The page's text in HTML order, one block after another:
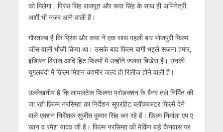
को मिलेगा। प्रिंस सिंह राजपूत और रूपा सिंह के साथ ही अभिनेत्री
अर्शी भी नजर आने वाली हैं।
गौरतलब है कि प्रिंस और रूपा ने एक साथ पहली बार भोजपुरी फिल्म
जींस वाली भौजी किया था। उसके बाद फिल्म बागी भइले सजना हमार,
इंडियन विराज आदि हिट फिल्मों में उन्होंने जलवा बिखेरा है। उनकी
युगलबंदी में फ़िल्म मिशन कश्मीर जल्द ही रिलीज होने वाली है।
उल्लेखनीय है कि लायलटेक फिल्म्स प्रोडक्शन के बैनर तले निर्मित की
जा रही फ़िल्म नरसिम्हा का निर्देशन सुपरहिट ब्लॉकबस्टर फिल्में देने
वाले एक्शन निर्देशक सुजीत कुमार सिंह कर रहे हैं। फ़िल्म निर्माता एम ए
खान व रमेश यादव जी है। फिल्‍म नरसिम्‍हा की मेकिंग बड़े कैनवास पर